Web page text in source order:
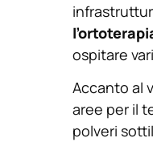
ospitare
Accanto al
aree per il
polveri